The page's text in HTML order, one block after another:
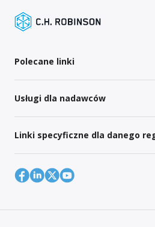
Polecane linki
Usługi dla nadawców
Linki specyficzne dla danego